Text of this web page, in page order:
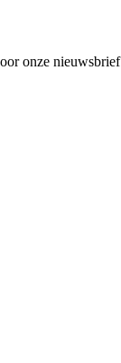
onze nieuwsbrief